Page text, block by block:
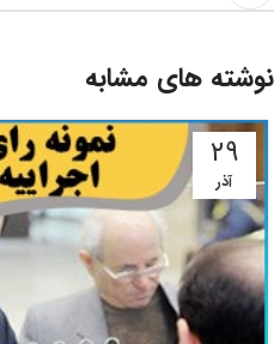
نوشته های مشابه
۲۹
آذر